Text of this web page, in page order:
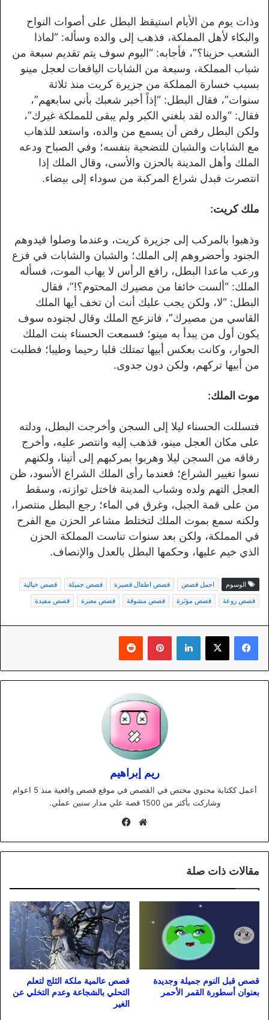
وذات يوم من الأيام استيقظ البطل على أصوات النواح
والبكاء لأهل المملكة، فذهب إلى والده وسأله: “لماذا
الشعب حزينا؟”، فأجابه: “اليوم سوف يتم تقديم سبعة من
شباب المملكة، وسبعة من الشابات اليافعات لعجل مينو
بسبب خسارة المملكة من جزيرة كريت منذ ثلاثة
سنوات”، فقال البطل: “إذاً أخبر شعبك بأني سابعهم”،
فقال: “والده لقد بلغني الكبر ولم يبقى للمملكة غيرك”،
ولكن البطل رفض أن يسمع من والده، واستعد للذهاب
مع الشابات والشبان للتضحية بنفسه؛ وفي الصباح ودعه
الملك وأهل المدينة بالحزن والأسى، وقال الملك إذا
انتصرت فبدل شراع المركبة من سوداء إلى بيضاء.
ملك كريت:
وذهبوا بالمركب إلى جزيرة كريت، وعندما وصلوا قيدوهم
الجنود وأحضروهم إلى الملك؛ والشبان والشابات في فزع
ورعب ماعدا البطل، رافع الرأس لا يهاب الموت، فسأله
الملك: “ألست خائفا من مصيرك المحتوم؟!”، فقال
البطل: “لا، ولكن يجب عليك أنت أن تخف أيها الملك
القاسي من مصيرك”، فانزعج الملك وقال لجنوده سوف
يكون أول من يبدأ به مينو؛ فسمعت الحسناء بنت الملك
الحوار، وكانت بعكس أبيها تمتلك قلبا رحيما وطيبا؛ فطلبت
من أبيها تركهم، ولكن دون جدوى.
موت الملك:
فتسللت الحسناء ليلا إلى السجن وأخرجت البطل، ودلته
على مكان العجل مينو، فذهب إليه وانتصر عليه، وأخرج
رفاقه من السجن ليلا وهربوا بمركبهم إلى أتينا، ولكنهم
نسوا تغيير الشراع؛ فعندما رأى الملك الشراع الأسود، ظن
العجل التهم ولده وشباب المدينة فاختل توازنه، وسقط
من على قمة الجبل، وغرق في الماء؛ رجع البطل منتصرا،
ولكنه سمع بموت الملك لتختلط مشاعر الحزن مع الفرح
في المملكة، ولكن بعد سنوات تناست المملكة الحزن
الذي خيم عليها، وحكمها البطل بالعدل والإنصاف.
الوسوم اجمل قصص قصص اطفال قصيرة قصص جميلة
قصص خيالية
قصص روعة
قصص مؤثرة قصص مشوقة قصص معبرة قصص مفيدة
لينكدإن بينتيريست
ريم إبراهيم
أعمل ككتابة محتوي مختص في القصص في موقع قصص واقعية منذ 5 اعوام
وشاركت بأكثر من 1500 قصة علي مدار سنين عملي.
موقع
مقالات ذات صلة
قصص قبل النوم جميلة وجديدة
بعنوان أسطورة القمر الأحمر
قصص عالمية ملكة الثلج لتعلم
التحلي بالشجاعة وعدم التخلي عن
الغير